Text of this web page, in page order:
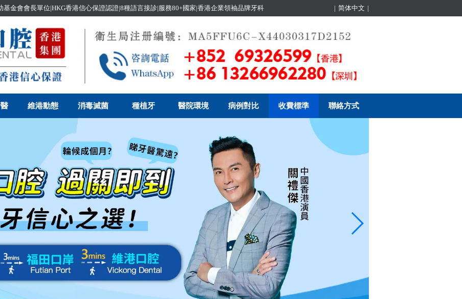
金會會長單位|HKG香港信心保證認證|8種語言接診|服務80+國家|香港企業領袖品牌牙科 | 简体中文 |
維港動態 消毒滅菌 種植牙 醫院環境 病例對比 收費標準 聯絡方式